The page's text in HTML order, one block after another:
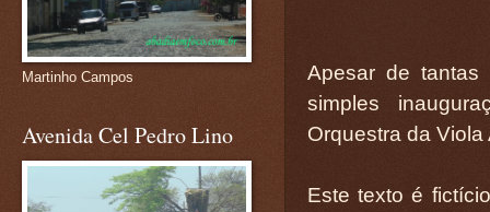
Apesar de tantas
simples
Orquestra da
Este texto é
Martinho Campos
Avenida Cel Pedro Lino